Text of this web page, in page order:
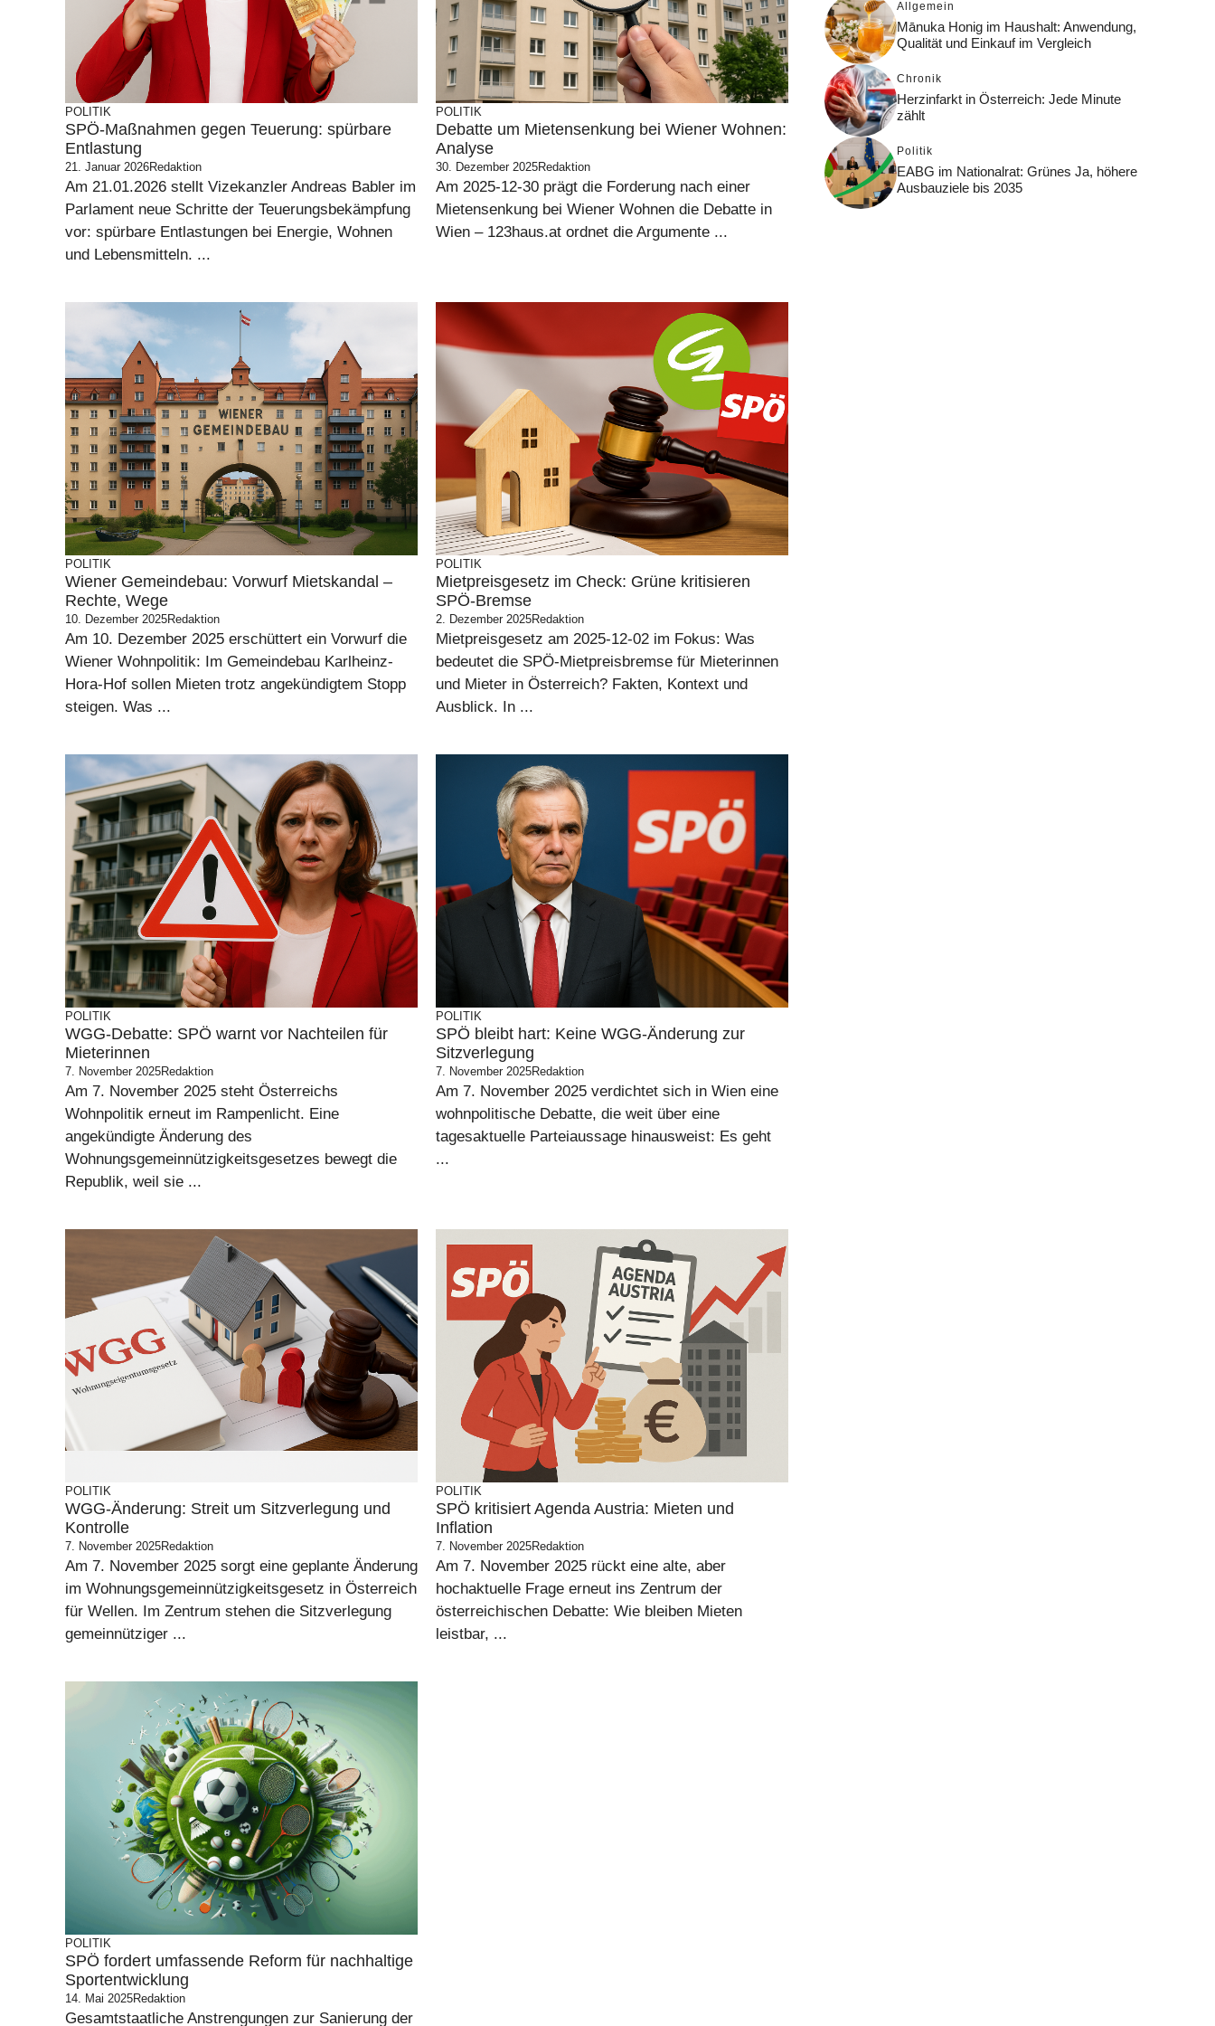
POLITIK
SPÖ-Maßnahmen gegen Teuerung: spürbare
Entlastung
21. Januar 2026Redaktion
Am 21.01.2026 stellt Vizekanzler Andreas Babler im
Parlament neue Schritte der Teuerungsbekämpfung
vor: spürbare Entlastungen bei Energie, Wohnen
und Lebensmitteln. ...
POLITIK
Debatte um Mietensenkung bei Wiener Wohnen:
Analyse
30. Dezember 2025Redaktion
Am 2025-12-30 prägt die Forderung nach einer
Mietensenkung bei Wiener Wohnen die Debatte in
Wien – 123haus.at ordnet die Argumente ...
POLITIK
Wiener Gemeindebau: Vorwurf Mietskandal –
Rechte, Wege
10. Dezember 2025Redaktion
Am 10. Dezember 2025 erschüttert ein Vorwurf die
Wiener Wohnpolitik: Im Gemeindebau Karlheinz-
Hora-Hof sollen Mieten trotz angekündigtem Stopp
steigen. Was ...
POLITIK
Mietpreisgesetz im Check: Grüne kritisieren
SPÖ-Bremse
2. Dezember 2025Redaktion
Mietpreisgesetz am 2025-12-02 im Fokus: Was
bedeutet die SPÖ-Mietpreisbremse für Mieterinnen
und Mieter in Österreich? Fakten, Kontext und
Ausblick. In ...
POLITIK
WGG-Debatte: SPÖ warnt vor Nachteilen für
Mieterinnen
7. November 2025Redaktion
Am 7. November 2025 steht Österreichs
Wohnpolitik erneut im Rampenlicht. Eine
angekündigte Änderung des
Wohnungsgemeinnützigkeitsgesetzes bewegt die
Republik, weil sie ...
POLITIK
SPÖ bleibt hart: Keine WGG-Änderung zur
Sitzverlegung
7. November 2025Redaktion
Am 7. November 2025 verdichtet sich in Wien eine
wohnpolitische Debatte, die weit über eine
tagesaktuelle Parteiaussage hinausweist: Es geht
...
POLITIK
WGG-Änderung: Streit um Sitzverlegung und
Kontrolle
7. November 2025Redaktion
Am 7. November 2025 sorgt eine geplante Änderung
im Wohnungsgemeinnützigkeitsgesetz in Österreich
für Wellen. Im Zentrum stehen die Sitzverlegung
gemeinnütziger ...
POLITIK
SPÖ kritisiert Agenda Austria: Mieten und
Inflation
7. November 2025Redaktion
Am 7. November 2025 rückt eine alte, aber
hochaktuelle Frage erneut ins Zentrum der
österreichischen Debatte: Wie bleiben Mieten
leistbar, ...
POLITIK
SPÖ fordert umfassende Reform für nachhaltige
Sportentwicklung
14. Mai 2025Redaktion
Gesamtstaatliche Anstrengungen zur Sanierung der
Allgemein
Mānuka Honig im Haushalt: Anwendung,
Qualität und Einkauf im Vergleich
Chronik
Herzinfarkt in Österreich: Jede Minute
zählt
Politik
EABG im Nationalrat: Grünes Ja, höhere
Ausbauziele bis 2035